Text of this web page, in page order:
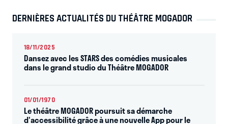
DERNIÈRES ACTUALITÉS DU THÉÂTRE MOGADOR
18/11/2025
Dansez avec les STARS des comédies musicales
dans le grand studio du Théâtre MOGADOR
01/01/1970
Le théâtre MOGADOR poursuit sa démarche
d'accessibilité grâce à une nouvelle App pour le